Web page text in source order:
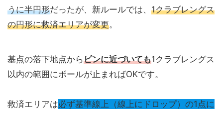
うに半円形だったが、新ルールでは、 1クラブレングス
の円形に救済エリアが変更。
基点の落下地点からピンに近づいても1クラブレングス
以内の範囲にボールが止まればOKです。
救済エリアは必ず基準線上（線上にドロップ）の1点に